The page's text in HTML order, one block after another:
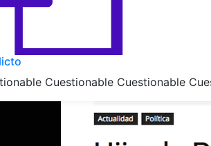
Cuestionable Cuestionable